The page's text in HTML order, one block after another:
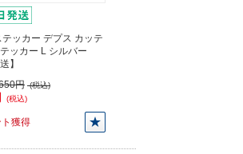
ッカー デプス カッテ
ッカー L シルバー
】
円 (税込)
(税込)
獲得